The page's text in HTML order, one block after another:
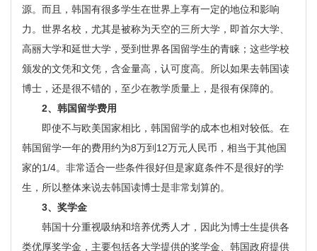
源。而且，韩国有很多学生在世界上享有一定的地位和影响
力。世界名校，尤其是被称为天空的三所大学，即首尔大学、
高丽大学和延世大学，受到世界各国留学生的青睐；这些学校
颁发的文凭和文凭，含金量高，认可度高。所以如果去韩国读
博士，还是很不错的，至少在教学质量上，是很有保障的。
2、韩国留学费用
即使不与欧美国家相比，韩国留学的成本也相对较低。在
韩国留学一年的费用约为8万到12万元人民币，相当于其他国
家的1/4。非常适合一些条件很好但是家庭条件不是很好的学
生，所以整体来说去韩国读博士是非常划算的。
3、奖学金
韩国十分重视吸纳和培养优秀人才，因此为博士生提供各
类优厚奖学金，主要包括各大学提供的奖学金、韩国政府提供